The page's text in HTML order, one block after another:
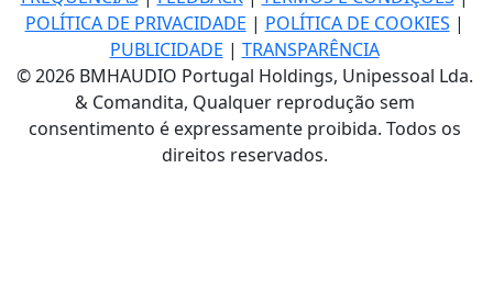
POLÍTICA DE PRIVACIDADE | POLÍTICA DE COOKIES |
PUBLICIDADE | TRANSPARÊNCIA
© 2026 BMHAUDIO Portugal Holdings, Unipessoal Lda.
& Comandita, Qualquer reprodução sem
consentimento é expressamente proibida. Todos os
direitos reservados.